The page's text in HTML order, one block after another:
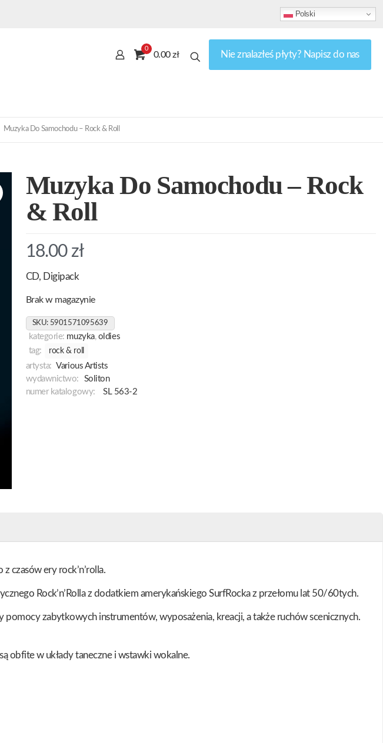
Polski
0
0.00 zł Nie znalazłeś płyty? Napisz do nas
Muzyka Do Samochodu – Rock & Roll
Muzyka Do Samochodu – Rock
& Roll
18.00 zł
CD, Digipack
Brak w magazynie
SKU: 5901571095639
kategorie: muzyka, oldies
tag:
rock & roll
artysta: Various Artists
wydawnictwo:
Soliton
numer katalogowy:
SL 563-2
czasów ery rock’n’rolla.
Rock’n’Rolla z dodatkiem amerykańskiego SurfRocka z przełomu lat 50/60tych.
zabytkowych instrumentów, wyposażenia, kreacji, a także ruchów scenicznych.
obfite w układy taneczne i wstawki wokalne.